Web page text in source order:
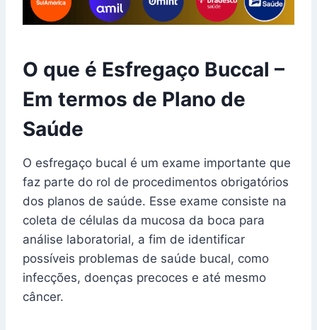
O que é Esfregaço Buccal –
Em termos de Plano de
Saúde
O esfregaço bucal é um exame importante que
faz parte do rol de procedimentos obrigatórios
dos planos de saúde. Esse exame consiste na
coleta de células da mucosa da boca para
análise laboratorial, a fim de identificar
possíveis problemas de saúde bucal, como
infecções, doenças precoces e até mesmo
câncer.